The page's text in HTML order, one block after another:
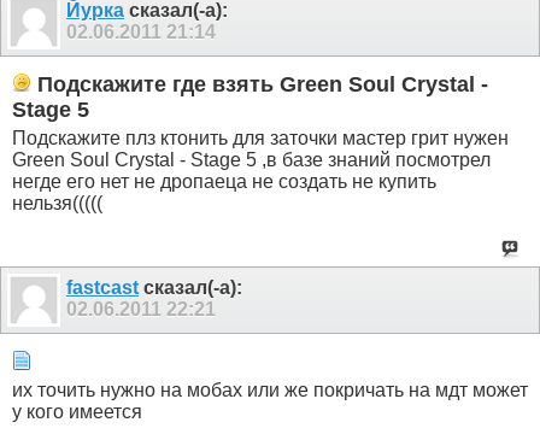
Йурка сказал(-а):
02.06.2011 21:14
Подскажите где взять Green Soul Crystal -
Stage 5
Подскажите плз ктонить для заточки мастер грит нужен
Green Soul Crystal - Stage 5 ,в базе знаний посмотрел
негде его нет не дропаеца не создать не купить
нельзя(((((
fastcast сказал(-а):
02.06.2011 22:21
их точить нужно на мобах или же покричать на мдт может
у кого имеется